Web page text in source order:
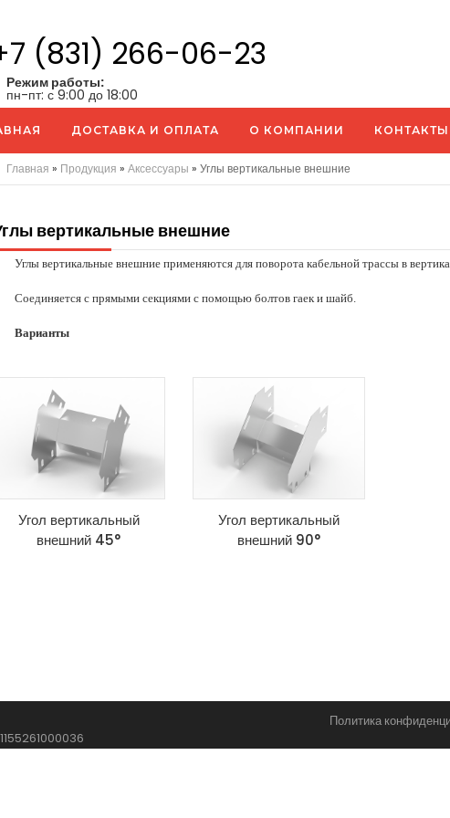
(831) 266-06-23
Режим работы:
пн-пт: с 9:00 до 18:00
ДОСТАВКА И ОПЛАТА О КОМПАНИИ КОНТАКТЫ
Главная » Продукция » Аксессуары » Углы вертикальные внешние
вертикальные внешние
Углы вертикальныевнешние применяются для поворота кабельной трассы в
Соединяется с прямыми секциями с помощью болтов гаек и шайб.
Варианты
Угол вертикальный
внешний 45°
Угол вертикальный
внешний 90°
Политика